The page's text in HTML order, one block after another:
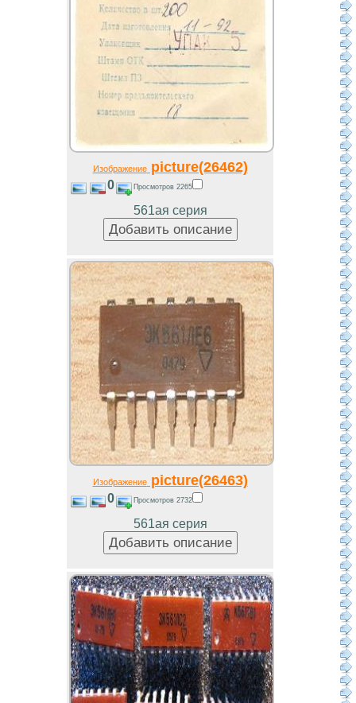
Изображениеpicture(26462)
0 Просмотров 2265
561ая серия
Изображениеpicture(26463)
0 Просмотров 2732
561ая серия